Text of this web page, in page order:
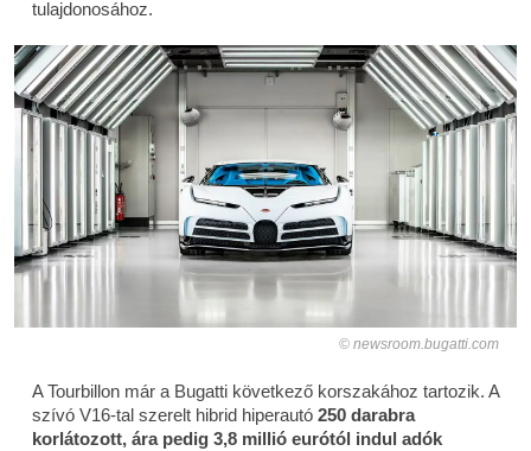
tulajdonosához.
newsroom.bugatti.com
A Tourbillon már a Bugatti következő korszakához tartozik. A
szívó V16-tal szerelt hibrid hiperautó 250 darabra
korlátozott, ára pedig 3,8 millió eurótól indul adók